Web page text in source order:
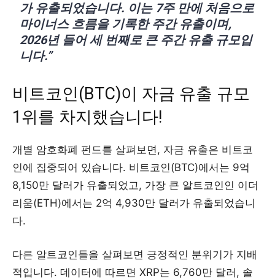
가 유출되었습니다. 이는 7주 만에 처음으로
마이너스 흐름을 기록한 주간 유출이며,
2026년 들어 세 번째로 큰 주간 유출 규모입
니다.”
비트코인(BTC)이 자금 유출 규모
1위를 차지했습니다!
개별 암호화폐 펀드를 살펴보면, 자금 유출은 비트코
인에 집중되어 있습니다. 비트코인(BTC)에서는 9억
8,150만 달러가 유출되었고, 가장 큰 알트코인인 이더
리움(ETH)에서는 2억 4,930만 달러가 유출되었습니
다.
다른 알트코인들을 살펴보면 긍정적인 분위기가 지배
적입니다. 데이터에 따르면 XRP는 6,760만 달러, 솔